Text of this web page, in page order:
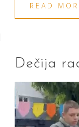
READ
Dečija